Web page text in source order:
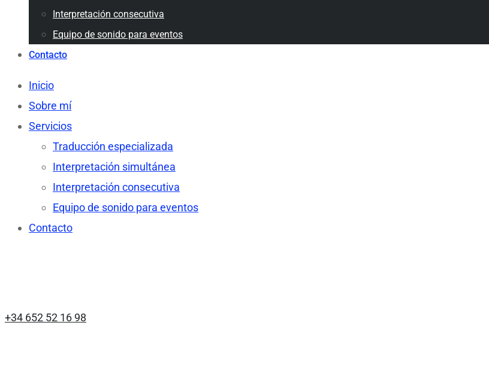
Interpretación consecutiva
Equipo de sonido para eventos
Contacto
Inicio
Sobre mí
Servicios
Traducción especializada
Interpretación simultánea
Interpretación consecutiva
Equipo de sonido para eventos
Contacto
+34 652 52 16 98